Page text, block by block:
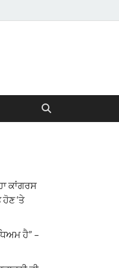
ਕਾਂਗਰਸ
‘ਤੇ
ਹੈ” –